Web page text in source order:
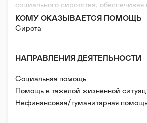
социального сиротства, обеспечивая
сирот равными правами на семью и
Деятельность фонда:
- Содействуем в социальной
- Направляем детей-сирот на путь
- Развиваем чувство принадлежности
одновременно давая почувствовать
каждому ребенку.
КОМУ ОКАЗЫВАЕТСЯ ПОМОЩЬ
Сирота
НАПРАВЛЕНИЯ ДЕЯТЕЛЬНОСТИ
Социальная помощь
Помощь в тяжелой жизненной
Нефинансовая/гуманитарная